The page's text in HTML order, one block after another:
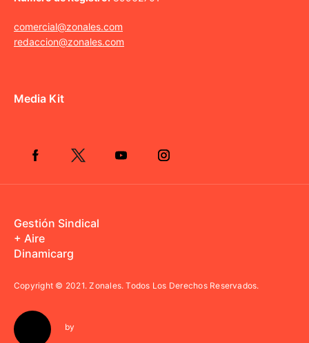
comercial@zonales.com
redaccion@zonales.com
Media Kit
Gestión Sindical
+ Aire
Dinamicarg
Copyright © 2021.Zonales. Todos Los Derechos Reservados.
by